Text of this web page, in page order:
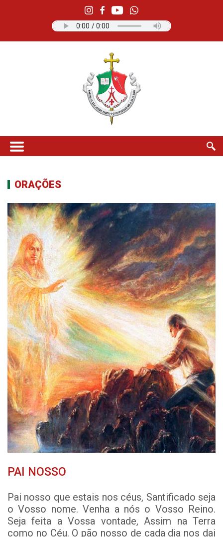
ORAÇÕES
PAI NOSSO
Pai nosso que estais nos céus, Santificado seja
o Vosso nome. Venha a nós o Vosso Reino.
Seja feita a Vossa vontade, Assim na Terra
como no Céu. O pão nosso de cada dia nos dai